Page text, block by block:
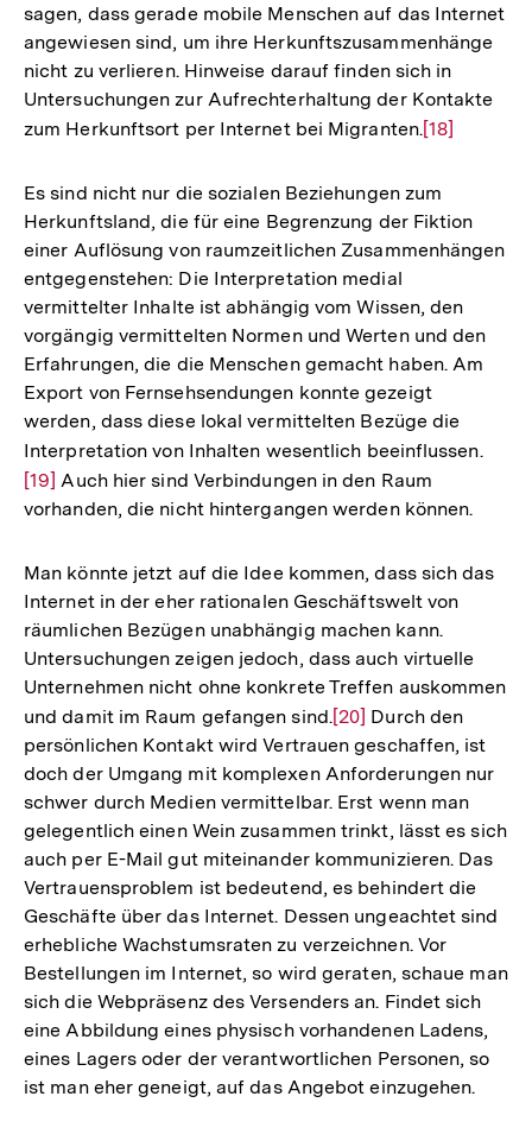
sagen, dass gerade mobile Menschen auf das Internet
angewiesen sind, um ihre Herkunftszusammenhänge
nicht zu verlieren. Hinweise darauf finden sich in
Untersuchungen zur Aufrechterhaltung der Kontakte
zum Herkunftsort per Internet bei Migranten.Zur
der
Fußnote
[18]
Es sind nicht nur die sozialen Beziehungen zum
Herkunftsland, die für eine Begrenzung der Fiktion
einer Auflösung von raumzeitlichen Zusammenhängen
entgegenstehen: Die Interpretation medial
vermittelter Inhalte ist abhängig vom Wissen, den
vorgängig vermittelten Normen und Werten und den
Erfahrungen, die die Menschen gemacht haben. Am
Export von Fernsehsendungen konnte gezeigt
werden, dass diese lokal vermittelten Bezüge die
Interpretation von Inhalten wesentlich beeinflussen.
[19] Auch hier sind Verbindungen in den Raum
vorhanden, die nicht hintergangen werden können.
Man könnte jetzt auf die Idee kommen, dass sich das
Internet in der eher rationalen Geschäftswelt von
räumlichen Bezügen unabhängig machen kann.
Untersuchungen zeigen jedoch, dass auch virtuelle
Unternehmen nicht ohne konkrete Treffen auskommen
und damit im Raum gefangen sind.Zur
Auflösung
der
Fußnote
[20] Durch den
persönlichen Kontakt wird Vertrauen geschaffen, ist
doch der Umgang mit komplexen Anforderungen nur
schwer durch Medien vermittelbar. Erst wenn man
gelegentlich einen Wein zusammen trinkt, lässt es sich
auch per E-Mail gut miteinander kommunizieren. Das
Vertrauensproblem ist bedeutend, es behindert die
Geschäfte über das Internet. Dessen ungeachtet sind
erhebliche Wachstumsraten zu verzeichnen. Vor
Bestellungen im Internet, so wird geraten, schaue man
sich die Webpräsenz des Versenders an. Findet sich
eine Abbildung eines physisch vorhandenen Ladens,
eines Lagers oder der verantwortlichen Personen, so
ist man eher geneigt, auf das Angebot einzugehen.